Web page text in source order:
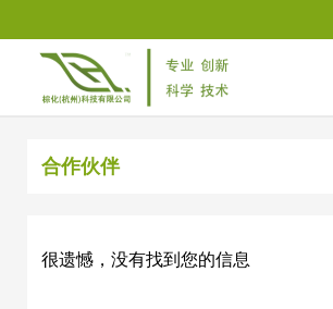
首页/合作伙伴
合作伙伴
很遗憾，没有找到您的信息